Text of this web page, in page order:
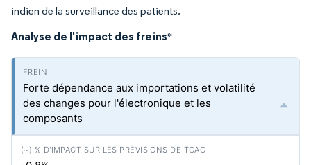
indien de la surveillance des patients.
Analyse de l'impact des freins*
Forte dépendance aux importations et volatilité
des changes pour l'électronique et les
composants